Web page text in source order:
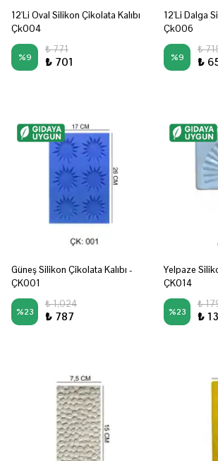
12'Li Oval Silikon Çikolata Kalıbı
Çk004
%9
₺ 771
₺ 701
12'Li Dalga
Çk006
%9
₺
₺
Güneş Silikon Çikolata Kalıbı -
ÇK001
%23
₺ 1,024
₺ 787
Yelpaze
ÇK014
%23
₺
₺